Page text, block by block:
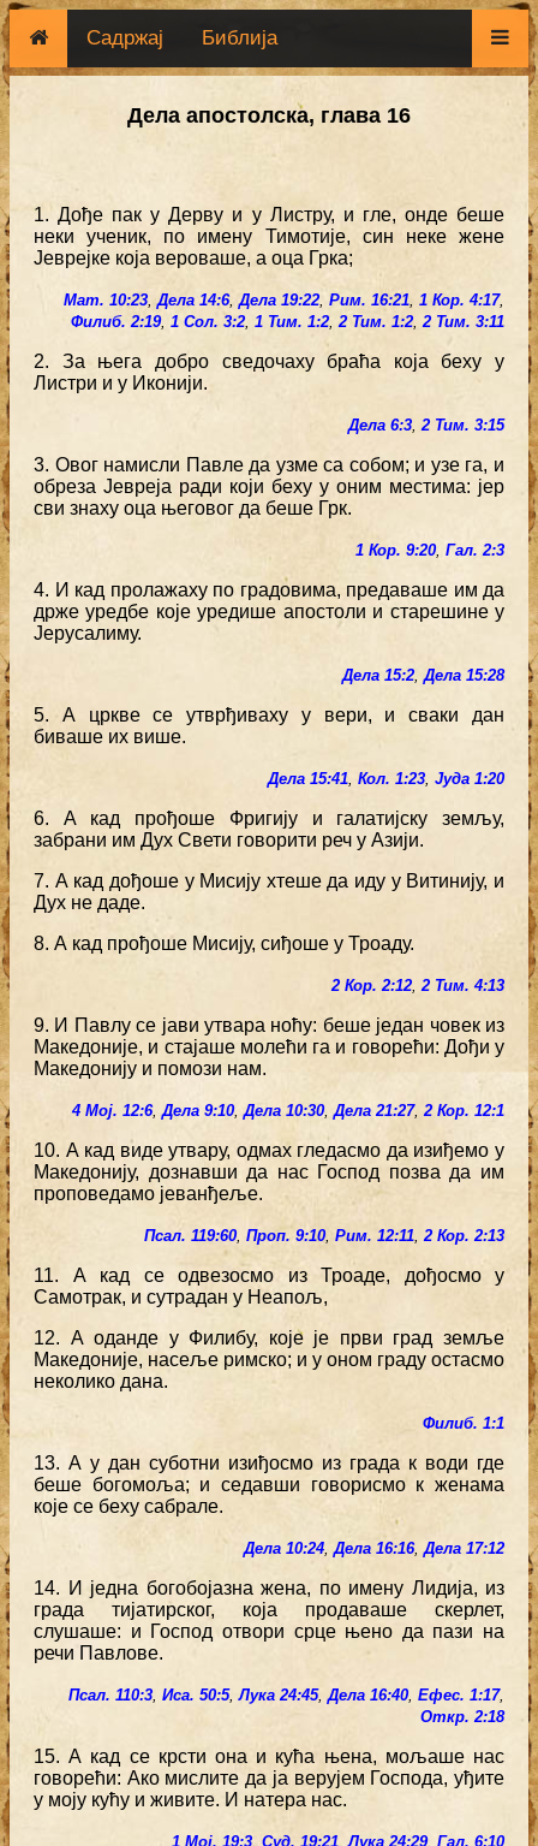
Садржај Библија
Дела апостолска, глава 16
1. Дође пак у Дерву и у Листру, и гле, онде беше
неки ученик, по имену Тимотије, син неке жене
Јеврејке која вероваше, а оца Грка;
Мат. 10:23,Дела 14:6,Дела 19:22, Рим. 16:21, 1 Кор. 4:17,
Филиб. 2:19, 1 Сол. 3:2, 1 Тим. 1:2,2 Тим. 1:2,2 Тим. 3:11
2. За њега добро сведочаху браћа која беху у
Листри и у Иконији.
Дела 6:3,2 Тим. 3:15
3. Овог намисли Павле да узме са собом; и узе га, и
обреза Јевреја ради који беху у оним местима: јер
сви знаху оца његовог да беше Грк.
1 Кор. 9:20, Гал. 2:3
4. И кад пролажаху по градовима, предаваше им да
држе уредбе које уредише апостоли и старешине у
Јерусалиму.
Дела 15:2,Дела 15:28
5. А цркве се утврђиваху у вери, и сваки дан
биваше их више.
Дела 15:41, Кол. 1:23, Јуда 1:20
6. А кад прођоше Фригију и галатијску земљу,
забрани им Дух Свети говорити реч у Азији.
7. А кад дођоше у Мисију хтеше да иду у Витинију, и
Дух не даде.
8. А кад прођоше Мисију, сиђоше у Троаду.
2 Кор. 2:12,2 Тим. 4:13
9. И Павлу се јави утвара ноћу: беше један човек из
Македоније, и стајаше молећи га и говорећи: Дођи у
Македонију и помози нам.
4 Мој. 12:6,Дела 9:10,Дела 10:30,Дела 21:27,2 Кор. 12:1
10. А кад виде утвару, одмах гледасмо да изиђемо у
Македонију, дознавши да нас Господ позва да им
проповедамо јеванђеље.
Псал. 119:60, Проп. 9:10, Рим. 12:11,2 Кор. 2:13
11. А кад се одвезосмо из Троаде, дођосмо у
Самотрак, и сутрадан у Неапољ,
12. А оданде у Филибу, које је први град земље
Македоније, насеље римско; и у оном граду остасмо
неколико дана.
Филиб. 1:1
13. А у дан суботни изиђосмо из града к води где
беше богомоља; и седавши говорисмо к женама
које се беху сабрале.
Дела 10:24,Дела 16:16,Дела 17:12
14. И једна богобојазна жена, по имену Лидија, из
града тијатирског, која продаваше скерлет,
слушаше: и Господ отвори срце њено да пази на
речи Павлове.
Псал. 110:3, Иса. 50:5,Лука 24:45,Дела 16:40, Ефес. 1:17,
Откр. 2:18
15. А кад се крсти она и кућа њена, мољаше нас
говорећи: Ако мислите да ја верујем Господа, уђите
у моју кућу и живите. И натера нас.
1 Мој. 19:3, Суд. 19:21,Лука 24:29, Гал. 6:10